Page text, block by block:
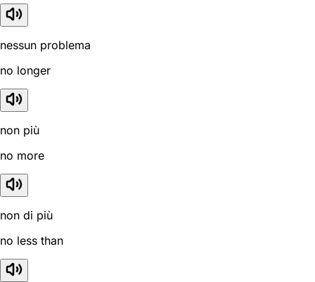
nessun problema
no longer
non più
no more
non di più
no less than